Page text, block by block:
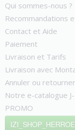
Qui sommes-nous ?
Recommandations
Contact et Aide
Paiement
Livraison et Tarifs
Livraison avec
Annuler ou
Notre e-catalogue
PROMO